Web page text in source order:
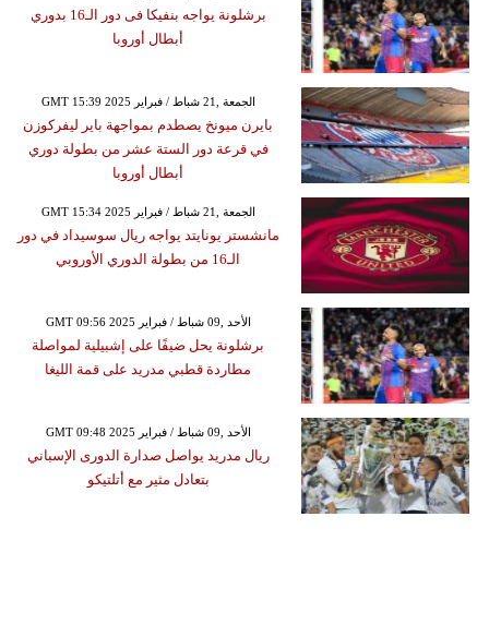
برشلونة يواجه بنفيكا فى دور الـ16 بدوري
أبطال أوروبا
GMT 15:39 2025 الجمعة ,21 شباط / فبراير
بايرن ميونخ يصطدم بمواجهة باير ليفركوزن
في قرعة دور الستة عشر من بطولة دوري
أبطال أوروبا
GMT 15:34 2025 الجمعة ,21 شباط / فبراير
مانشستر يونايتد يواجه ريال سوسيداد في دور
الـ16 من بطولة الدوري الأوروبي
GMT 09:56 2025 الأحد ,09 شباط / فبراير
برشلونة يحل ضيفًا على إشبيلية لمواصلة
مطاردة قطبي مدريد على قمة الليغا
GMT 09:48 2025 الأحد ,09 شباط / فبراير
ريال مدريد يواصل صدارة الدورى الإسباني
بتعادل مثير مع أتلتيكو